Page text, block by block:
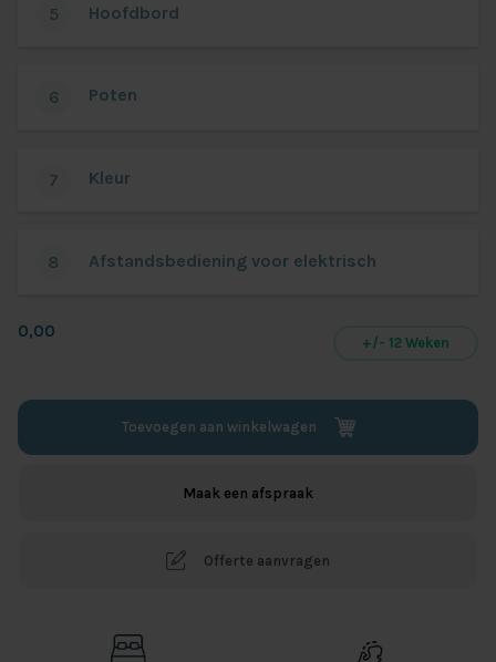
5 Hoofdbord
6 Poten
7 Kleur
8 Afstandsbediening voor elektrisch
0,00
+/- 12 Weken
Toevoegen aan winkelwagen
Maak een afspraak
Offerte aanvragen